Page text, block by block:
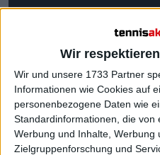
Wir
Wir und unsere 1733 Partner
Informationen wie Cookies auf
personenbezogene Daten wie
Standardinformationen, die
Werbung und Inhalte, Werbung
Zielgruppenforschung und
Weiterlesen